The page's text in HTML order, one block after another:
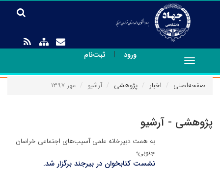
ورود | ثبت‌نام
Toggle
navigation
صفحه‌اصلی
اخبار پژوهشی آرشیو مهر ۱۳۹۷
پژوهشی - آرشیو
به همت دبیرخانه علمی آسیب‌های اجتماعی خراسان
جنوبی؛
نشست کتابخوان در بیرجند برگزار شد.